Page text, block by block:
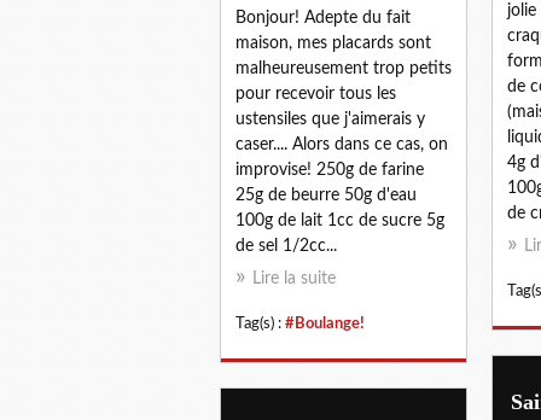
Bonjour! Adepte du fait
maison, mes placards sont
malheureusement trop petits
pour recevoir tous les
ustensiles que j'aimerais y
caser.... Alors dans ce cas, on
improvise! 250g de farine
25g de beurre 50g d'eau
100g de lait 1cc de sucre 5g
de sel 1/2cc...
Lire la suite
Tag(s) : #Boulange!
de
4g
de